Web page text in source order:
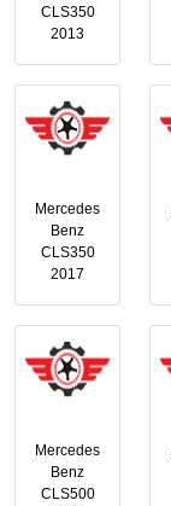
CLS350
2013
Mercedes
Benz
CLS350
2017
Mercedes
Benz
CLS500